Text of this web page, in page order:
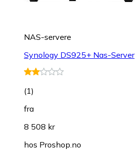
NAS-servere
Synology DS925+ Nas-Server
(1)
fra
8 508 kr
hos Proshop.no